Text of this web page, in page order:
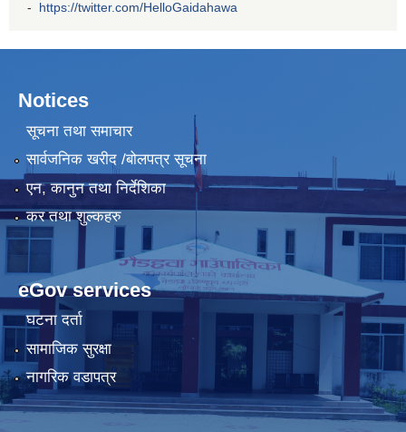
- https://twitter.com/HelloGaidahawa
Notices
सूचना तथा समाचार
सार्वजनिक खरीद /बोलपत्र सूचना
एन, कानुन तथा निर्देशिका
कर तथा शुल्कहरु
eGov services
घटना दर्ता
सामाजिक सुरक्षा
नागरिक वडापत्र